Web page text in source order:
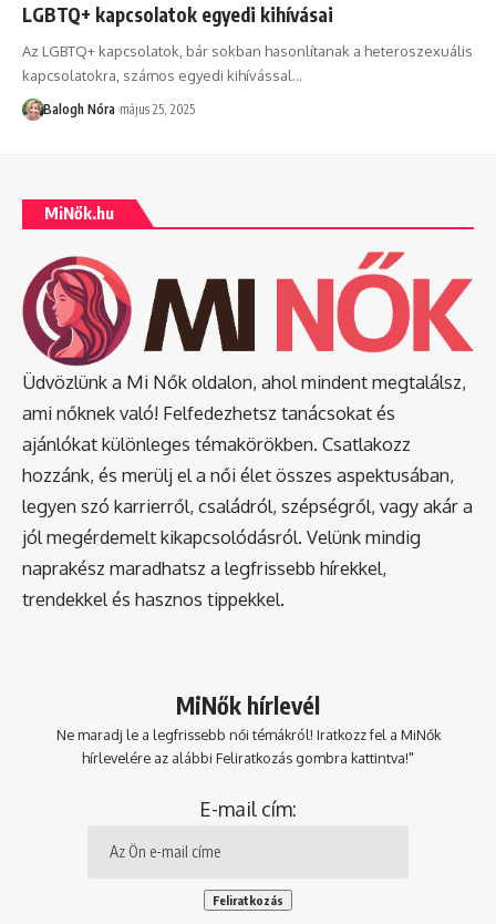
LGBTQ+ kapcsolatok egyedi kihívásai
Az LGBTQ+ kapcsolatok, bár sokban hasonlítanak a heteroszexuális
kapcsolatokra, számos egyedi kihívással…
Balogh Nóra május 25, 2025
MiNők.hu
Üdvözlünk a Mi Nők oldalon, ahol mindent megtalálsz,
ami nőknek való! Felfedezhetsz tanácsokat és
ajánlókat különleges témakörökben. Csatlakozz
hozzánk, és merülj el a női élet összes aspektusában,
legyen szó karrierről, családról, szépségről, vagy akár a
jól megérdemelt kikapcsolódásról. Velünk mindig
naprakész maradhatsz a legfrissebb hírekkel,
trendekkel és hasznos tippekkel.
MiNők hírlevél
Ne maradj le a legfrissebb női témákról! Iratkozz fel a MiNők
hírlevelére az alábbi Feliratkozás gombra kattintva!"
E-mail cím: